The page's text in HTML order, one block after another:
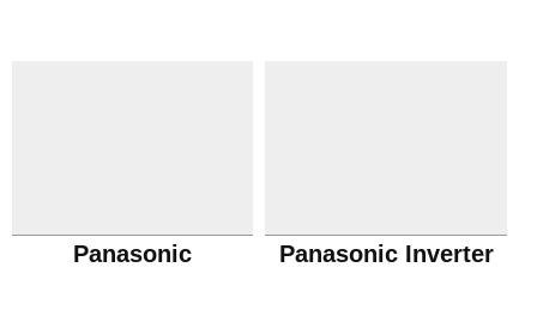
Panasonic Panasonic Inverter